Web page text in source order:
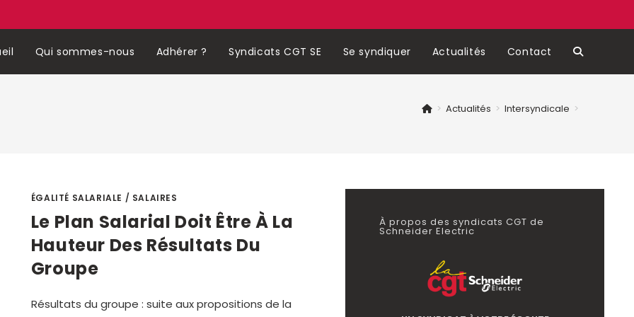
Qui sommes-nous Adhérer ? Syndicats CGT SE Se syndiquer Actualités Contact Toggle
> Actualités > Intersyndicale >
ÉGALITÉ SALARIALE / SALAIRES
Le Plan Salarial Doit Être À La
Hauteur Des Résultats Du
Groupe
Résultats du groupe : suite aux propositions de la
À propos des syndicats CGT de
Schneider Electric